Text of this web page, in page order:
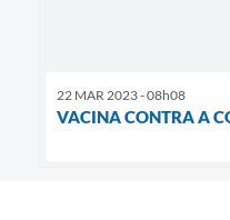
22 MAR 2023 - 08h08
VACINA CONTRA A